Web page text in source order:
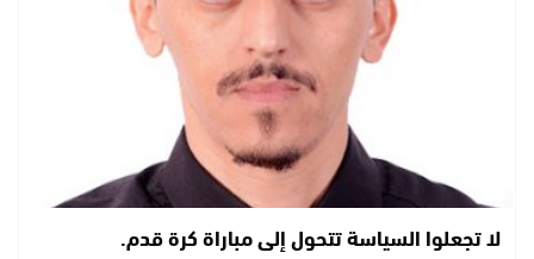
لا تجعلوا السياسة تتحول إلى مباراة كرة قدم.